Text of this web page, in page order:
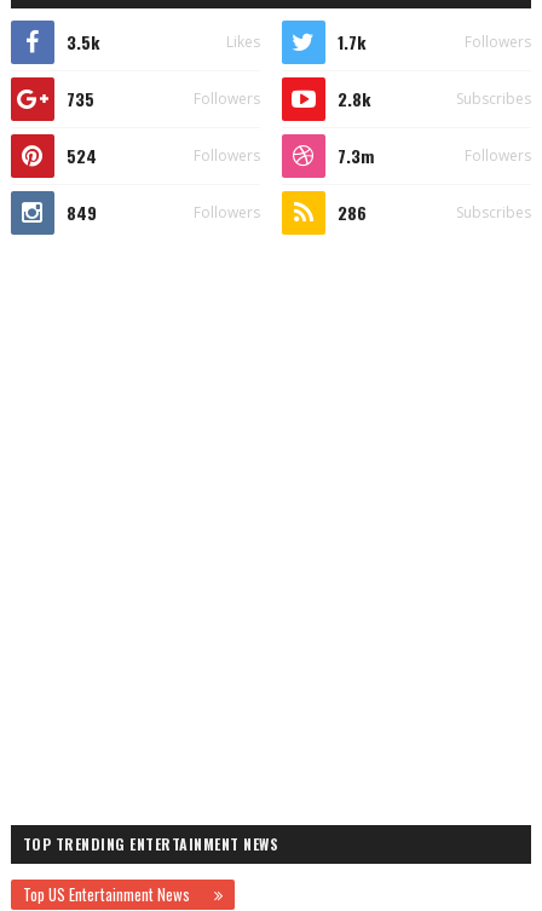
3.5k Likes 1.7k Followers
735 Followers 2.8k Subscribes
524 Followers 7.3m Followers
849 Followers 286 Subscribes
TOP TRENDING ENTERTAINMENT NEWS
Top US Entertainment News